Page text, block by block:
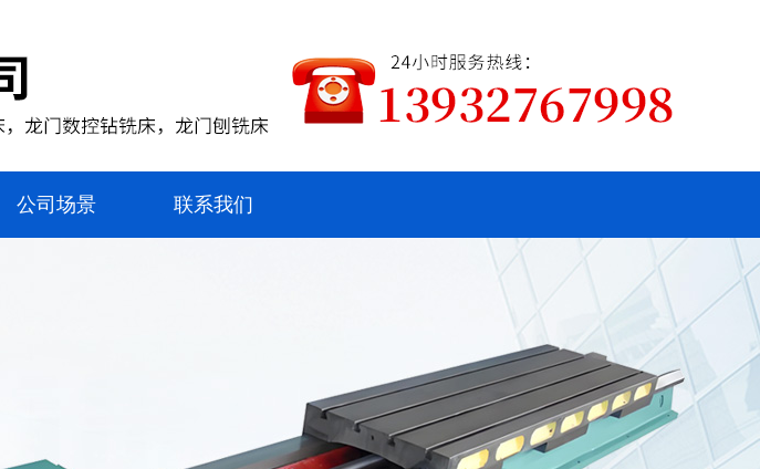
公司场景 联系我们